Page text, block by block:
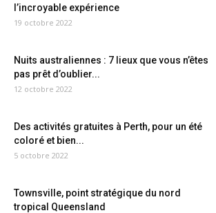
l’incroyable expérience
19 octobre 2022
Nuits australiennes : 7 lieux que vous n’êtes
pas prêt d’oublier...
12 octobre 2022
Des activités gratuites à Perth, pour un été
coloré et bien...
5 octobre 2022
Townsville, point stratégique du nord
tropical Queensland